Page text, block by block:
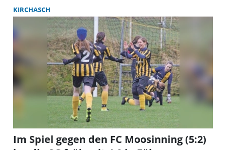
KIRCHASCH
Im Spiel gegen den FC Moosinning (5:2)